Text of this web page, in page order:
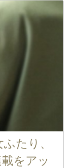
たり、
をアッ